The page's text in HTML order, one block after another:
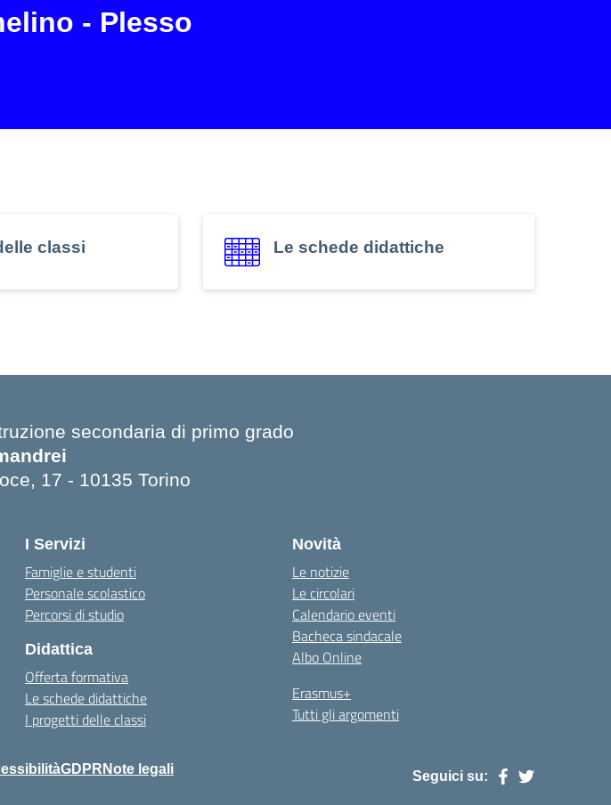
- Plesso
classi Le schede didattiche
secondaria di primo grado
17 - 10135 Torino
I Servizi
Famiglie e studenti
Personale scolastico
Percorsi di studio
Didattica
Offerta formativa
Le schede didattiche
I progetti delle classi
Novità
Le notizie
Le circolari
Calendario eventi
Bacheca sindacale
Albo Online
Erasmus+
Tutti gli argomenti
GDPR Note legali Seguici su: